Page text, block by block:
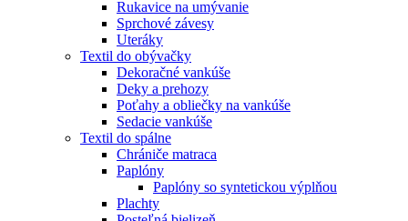
Rukavice na umývanie
Sprchové závesy
Uteráky
Textil do obývačky
Dekoračné vankúše
Deky a prehozy
Poťahy a obliečky na vankúše
Sedacie vankúše
Textil do spálne
Chrániče matraca
Paplóny
Paplóny so syntetickou výplňou
Plachty